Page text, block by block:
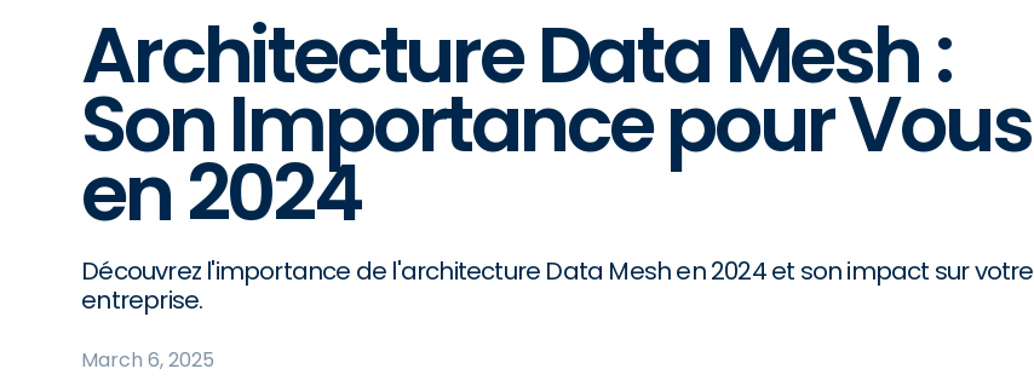
Architecture Data Mesh :
Son Importance pour Vous
en 2024
Découvrez l'importance de l'architecture Data Mesh en 2024 et son impact sur votre
entreprise.
March 6, 2025